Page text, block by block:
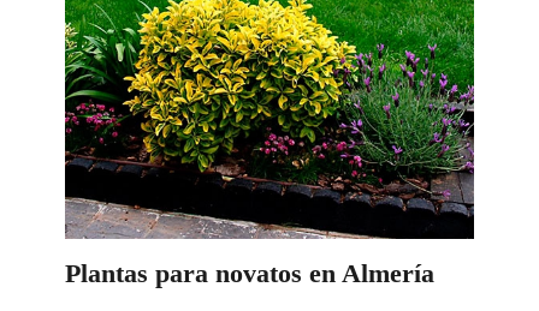
Plantas para novatos en Almería